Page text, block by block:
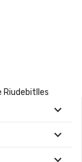
Riudebitlles

